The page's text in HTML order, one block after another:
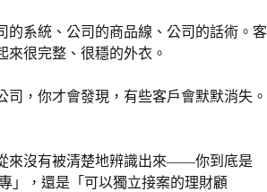
的系統、公司的商品線、公司的話術。客
來很完整、很穩的外衣。
司，你才會發現，有些客戶會默默消失。
來沒有被清楚地辨識出來——你到底是
」，還是「可以獨立接案的理財顧